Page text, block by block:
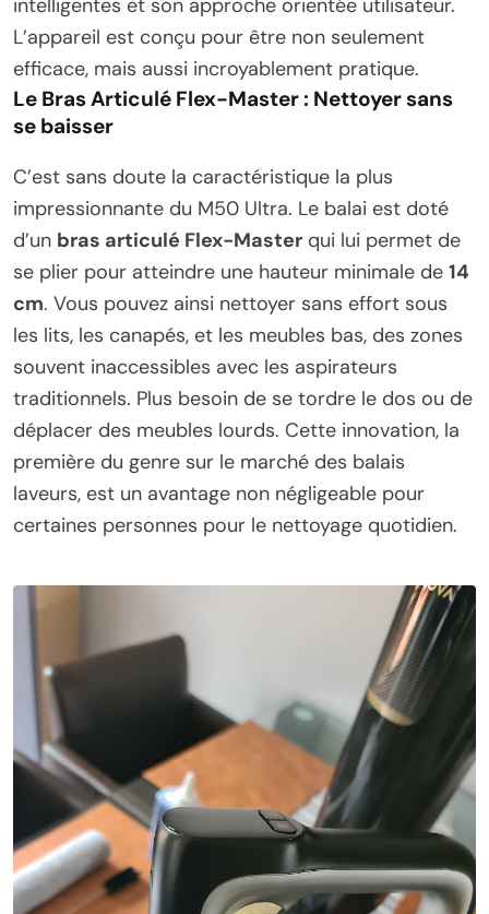
intelligentes et son approche orientée utilisateur.
L’appareil est conçu pour être non seulement
efficace, mais aussi incroyablement pratique.
Le Bras Articulé Flex-Master : Nettoyer sans
se baisser
C’est sans doute la caractéristique la plus
impressionnante du M50 Ultra. Le balai est doté
d’un bras articulé Flex-Master qui lui permet de
se plier pour atteindre une hauteur minimale de 14
cm. Vous pouvez ainsi nettoyer sans effort sous
les lits, les canapés, et les meubles bas, des zones
souvent inaccessibles avec les aspirateurs
traditionnels. Plus besoin de se tordre le dos ou de
déplacer des meubles lourds. Cette innovation, la
première du genre sur le marché des balais
laveurs, est un avantage non négligeable pour
certaines personnes pour le nettoyage quotidien.